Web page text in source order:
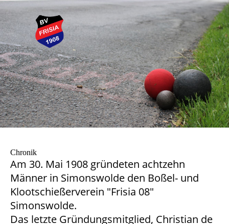
Chronik
Am 30. Mai 1908 gründeten achtzehn
Männer in Simonswolde den Boßel- und
Klootschießerverein "Frisia 08"
Simonswolde.
Das letzte Gründungsmitglied, Christian de